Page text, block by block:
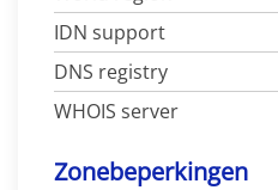
IDN support
DNS registry
WHOIS server
Zonebeperkingen